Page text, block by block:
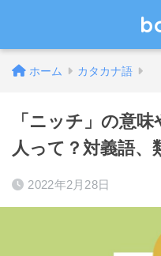
ホーム カタカナ語
「ニッチ」の意
人って？対義語、
2022年2月28日